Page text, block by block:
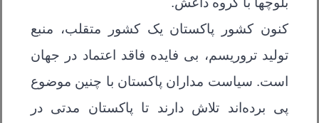
کنون کشور پاکستان یک کشور متقلب، منبع
تولید تروریسم، بی فایده فاقد اعتماد در جهان
است. سیاست مداران پاکستان با چنین موضوع
پی برده‌اند تلاش دارند تا پاکستان مدتی در